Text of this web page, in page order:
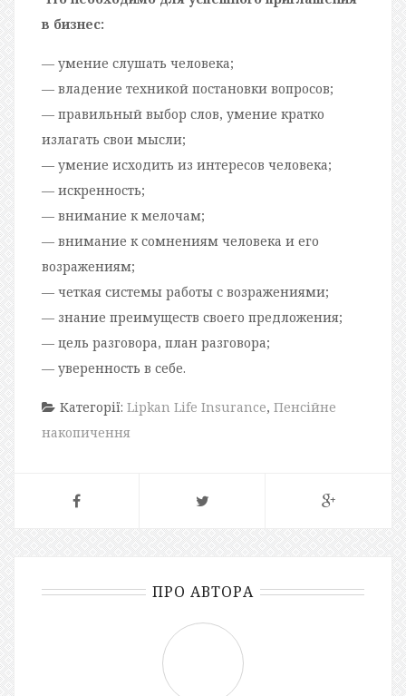
в бизнес:
— умение слушать человека;
— владение техникой постановки вопросов;
— правильный выбор слов, умение кратко
излагать свои мысли;
— умение исходить из интересов человека;
— искренность;
— внимание к мелочам;
— внимание к сомнениям человека и его
возражениям;
— четкая системы работы с возражениями;
— знание преимуществ своего предложения;
— цель разговора, план разговора;
— уверенность в себе.
Категорії: Lipkan Life Insurance, Пенсійне
накопичення
ПРО АВТОРА